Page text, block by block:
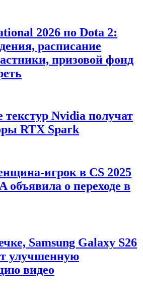
2026 по Dota 2:
расписание
призовой фонд
Nvidia получат
RTX Spark
игрок в CS 2025
объявила о переходе в
Samsung Galaxy S26
улучшенную
видео